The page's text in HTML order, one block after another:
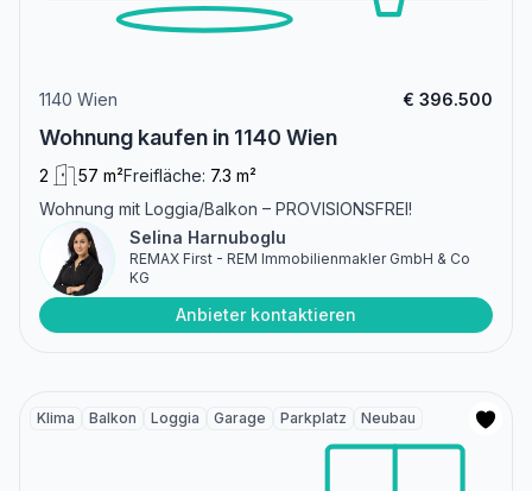
1140 Wien € 396.500
Wohnung kaufen in 1140 Wien
2 57 m²Freifläche: 7.3 m²
Wohnung mit Loggia/Balkon – PROVISIONSFREI!
Selina Harnuboglu
REMAX First - REM Immobilienmakler GmbH & Co
KG
Anbieter kontaktieren
Klima Balkon Loggia Garage Parkplatz Neubau